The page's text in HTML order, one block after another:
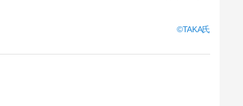
TAKA氏